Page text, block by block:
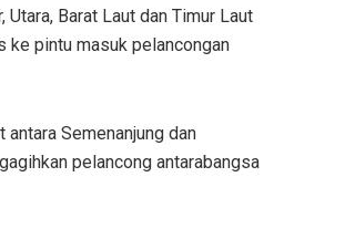
Barat Laut dan Timur Laut
ke pintu masuk pelancongan
antara Semenanjung dan
pelancong antarabangsa